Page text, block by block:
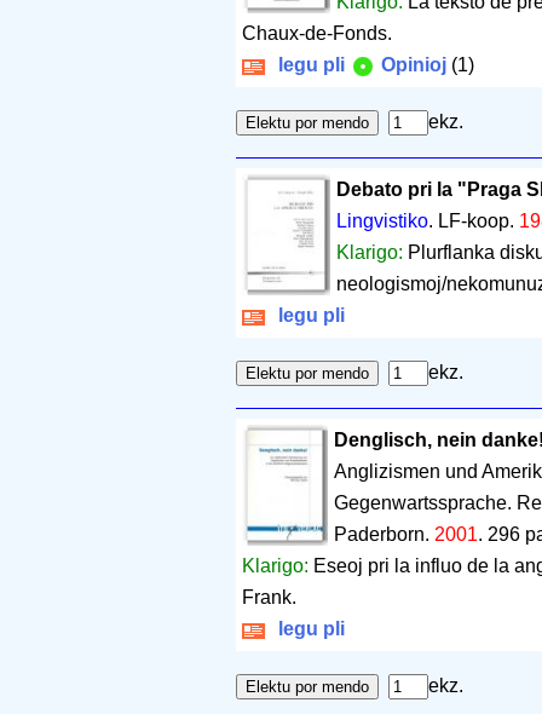
Chaux-de-Fonds.
legu pli
Opinioj (1)
ekz.
Debato pri la "Praga
Lingvistiko. LF-koop.
Klarigo: Plurflanka
neologismoj/
legu pli
ekz.
Denglisch, nein
Anglizismen und
Gegenwartssprache.
Paderborn. 2001. 296
Klarigo: Eseoj pri la influo de la
Frank.
legu pli
ekz.